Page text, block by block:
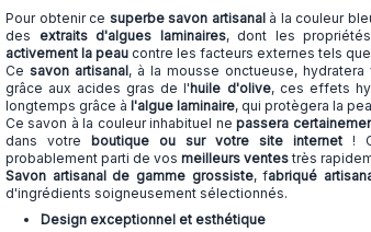
Pour obtenir ce superbe savon artisanalà la couleur
des extraits d'algues laminaires, dont les
activement la peau contre les facteurs externes tels
Ce savon artisanal, à la mousse onctueuse,
grâce aux acides gras de l'huile d'olive, ces effets
longtemps grâce à l'algue laminaire, qui protègera la
Ce savon à la couleur inhabituel nepassera
dans votre boutique ou sur votre site internet !
probablement parti de vos meilleurs ventestrès
Savon artisanal de gamme grossiste, fabriqué
d'ingrédients soigneusement sélectionnés.
Design exceptionnel et esthétique